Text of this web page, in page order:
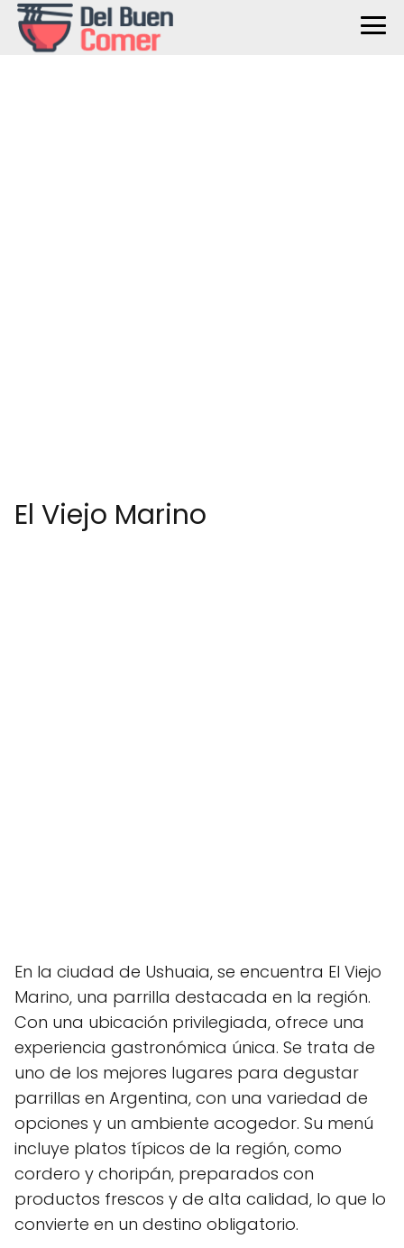
El Viejo Marino
En la ciudad de Ushuaia, se encuentra El Viejo
Marino, una parrilla destacada en la región.
Con una ubicación privilegiada, ofrece una
experiencia gastronómica única. Se trata de
uno de los mejores lugares para degustar
parrillas en Argentina, con una variedad de
opciones y un ambiente acogedor. Su menú
incluye platos típicos de la región, como
cordero y choripán, preparados con
productos frescos y de alta calidad, lo que lo
convierte en un destino obligatorio.